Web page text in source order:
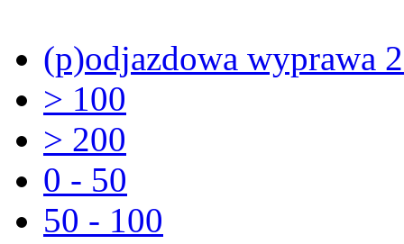
(p)odjazdowa wyprawa
> 100
> 200
0 - 50
50 - 100